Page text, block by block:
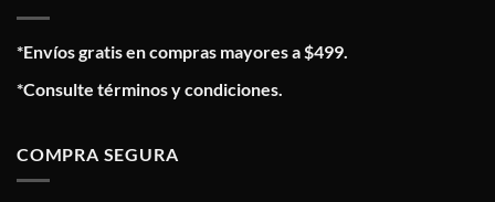
*Envíos gratis en compras mayores a $499.
*Consulte términos y condiciones.
COMPRA SEGURA